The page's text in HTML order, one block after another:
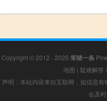
Copyright © 2012 - 2026 笨猪一条
地图 | 疑难解答
声明：本站内容来自互联网，如信息
会及